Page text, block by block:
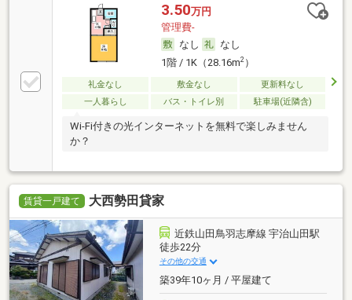
3.50万円
管理費-
なし
なし
1階 / 1K（28.16m2）
礼金なし 敷金なし
更新料なし
一人暮らし
バス・トイレ別 駐車場(近隣含)
Wi-Fi付きの光インターネットを無料で楽しみません
か？
賃貸一戸建て 大西勢田貸家
近鉄山田鳥羽志摩線 宇治山田駅
徒歩22分
その他の交通
築39年10ヶ月 / 平屋建て